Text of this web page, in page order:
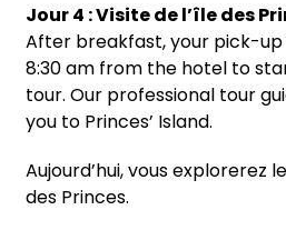
Jour 4 : Visite de l’île des
After breakfast, your pick-
8:30 am from the hotel to
tour. Our professional tour
you to Princes’ Island.
Aujourd’hui, vous explorerez
des Princes.